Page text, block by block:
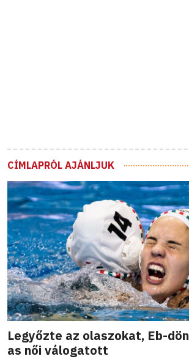
CÍMLAPRÓL AJÁNLJUK
Legyőzte az olaszokat, Eb-
as női válogatott